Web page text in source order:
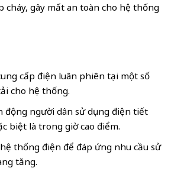
cháy, gây mất an toàn cho hệ thống
cấp điện luân phiên tại một số
cho hệ thống.
động người dân sử dụng điện tiết
biệt là trong giờ cao điểm.
thống điện để đáp ứng nhu cầu sử
tăng.